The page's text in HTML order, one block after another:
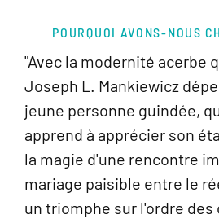
POURQUOI AVONS-NOUS
"Avec la modernité acerbe
Joseph L. Mankiewicz
jeune personne guindée,
apprend à apprécier son
la magie d'une rencontre
mariage paisible entre le
un triomphe sur l'ordre des